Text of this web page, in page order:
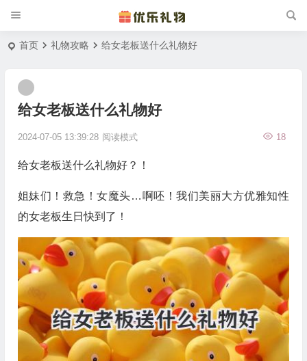
首页 礼物攻略 给女老板送什么礼物好
给女老板送什么礼物好
2024-07-05 13:39:28 18
阅读模式
给女老板送什么礼物好？！
姐妹们！救急！女魔头…啊呸！我们美丽大方优雅知性
的女老板生日快到了！